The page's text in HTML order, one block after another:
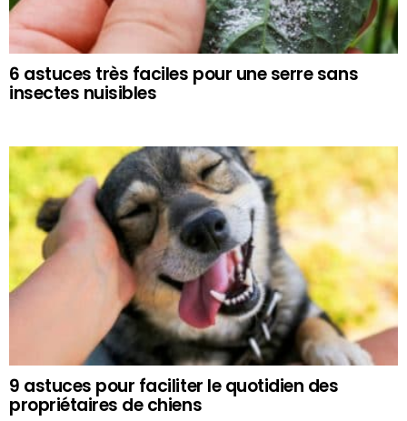
6 astuces très faciles pour une serre sans
insectes nuisibles
9 astuces pour faciliter le quotidien des
propriétaires de chiens